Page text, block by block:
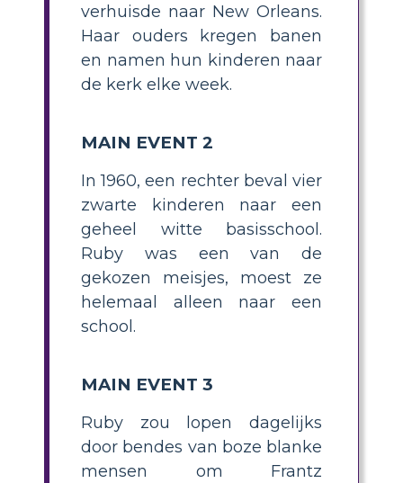
verhuisde naar New Orleans.
Haar ouders kregen banen
en namen hun kinderen naar
de kerk elke week.
MAIN EVENT 2
In 1960, een rechter beval vier
zwarte kinderen naar een
geheel witte basisschool.
Ruby was een van de
gekozen meisjes, moest ze
helemaal alleen naar een
school.
MAIN EVENT 3
Ruby zou lopen dagelijks
door bendes van boze blanke
mensen om Frantz